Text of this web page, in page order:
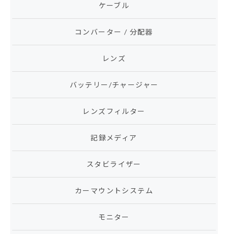
ケーブル
コンバーター / 分配器
レンズ
バッテリー/チャージャー
レンズフィルター
記録メディア
スタビライザー
カーマウントシステム
モニター